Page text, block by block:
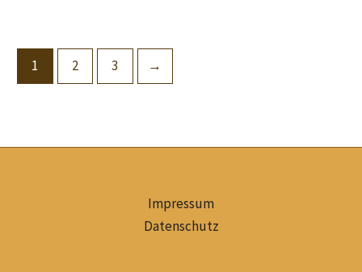
1 2 3 →
Impressum
Datenschutz